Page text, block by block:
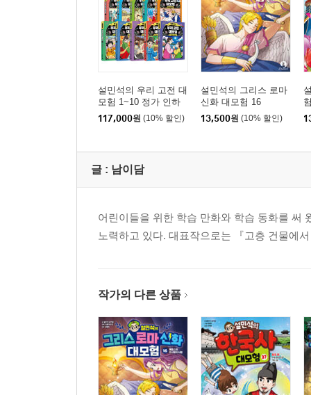
설민석의 우리 고전 대
모험 1~10 정가 인하
세트
117,000원 (10% 할인)
설민석의 그리스 로마
신화 대모험 16
13,500원 (10% 할인)
글 : 남이담
어린이들을 위한 학습 만화와 학습 동화를 써
노력하고 있다. 대표작으로는 『고층 건물에
작가의 다른 상품